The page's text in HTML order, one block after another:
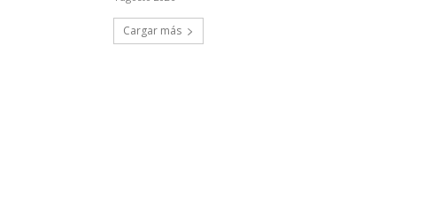
Cargar más